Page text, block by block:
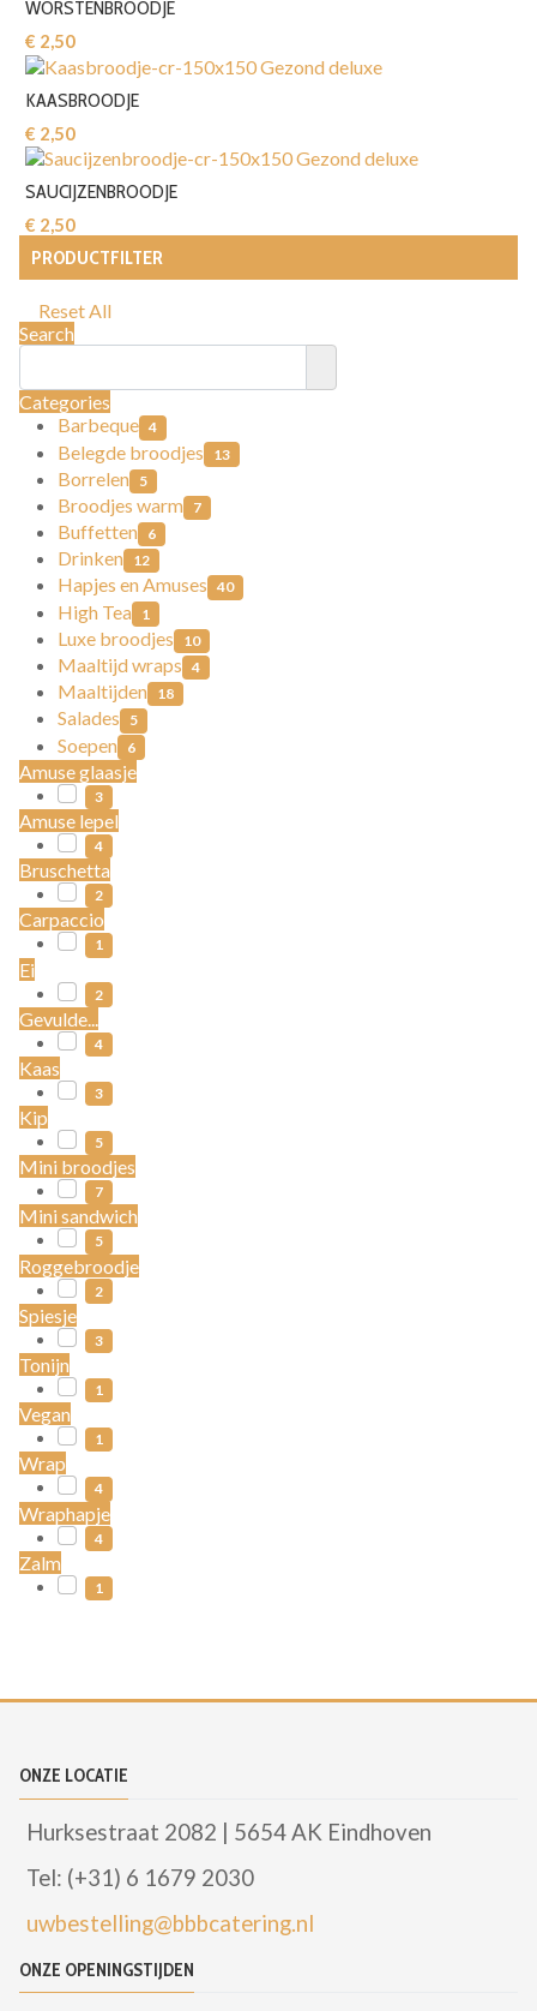
WORSTENBROODJE
€ 2,50‎
KAASBROODJE
€ 2,50‎
SAUCIJZENBROODJE
€ 2,50‎
PRODUCTFILTER
Reset All
Search
Categories
Barbeque 4
Belegde broodjes 13
Borrelen 5
Broodjes warm 7
Buffetten 6
Drinken 12
Hapjes en Amuses 40
High Tea 1
Luxe broodjes 10
Maaltijd wraps 4
Maaltijden 18
Salades 5
Soepen 6
Amuse glaasje
3
Amuse lepel
4
Bruschetta
2
Carpaccio
1
Ei
2
Gevulde...
4
Kaas
3
Kip
5
Mini broodjes
7
Mini sandwich
5
Roggebroodje
2
Spiesje
3
Tonijn
1
Vegan
1
Wrap
4
Wraphapje
4
Zalm
1
ONZE LOCATIE
Hurksestraat 2082 | 5654 AK Eindhoven
Tel: (+31) 6 1679 2030
uwbestelling@bbbcatering.nl
ONZE OPENINGSTIJDEN